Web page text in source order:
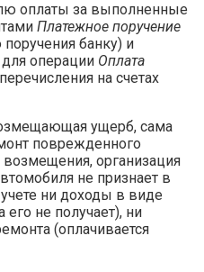
оплаты за выполненные
Платежное поручение
банку) и
для операции Оплата
на счетах
ущерб, сама
поврежденного
организация
не признает в
ни доходы в виде
не получает), ни
(оплачивается